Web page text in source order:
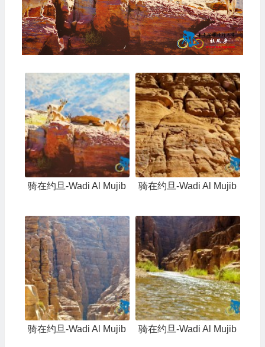
骑在约旦-Wadi Al Mujib 骑在约旦-Wadi Al Mujib
骑在约旦-Wadi Al Mujib 骑在约旦-Wadi Al Mujib